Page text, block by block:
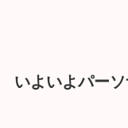
いよいよパー